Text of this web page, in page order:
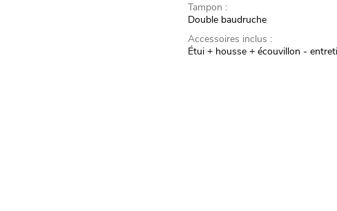
Tampon :
Double baudruche
Accessoires inclus :
Étui + housse + écouvillon -